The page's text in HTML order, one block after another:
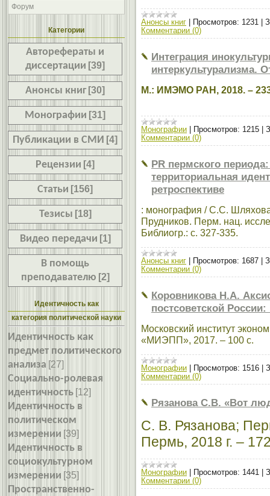
Форум
Категории
Авторефераты и
диссертации [39]
Анонсы книг [30]
Монографии [31]
Публикации в СМИ [4]
Рецензии [4]
Статьи [156]
Тезисы [18]
Видео передачи [1]
В помощь
преподавателю [2]
Идентичность как
категория политической науки
Идентичность как
предмет политического
анализа [27]
Социально-ролевая
идентичность [12]
Идентичность в
политическом
измерении [39]
Идентичность в
социокультурном
измерении [35]
Пространственно-
Анонсы книг Просмотров: 1231
Комментарии (0)
Интеграция
интеркультурализма.
М.: ИМЭМО РАН, 2018. –
Монографии Просмотров: 1215
Комментарии (0)
PR пермского
территориальная
ретроспективе
: монография / С.С.
Прудников. Перм. нац.
Библиогр.: с. 327-335.
Анонсы книг Просмотров: 1687
Комментарии (0)
Коровникова Н.А.
постсоветской
Московский институт
«МИЭПП», 2017. – 100 с.
Монографии Просмотров: 1516
Комментарии (0)
Рязанова С.В. «Вот
С. В. Рязанова;
Пермь, 2018 г. –
Монографии Просмотров: 1441
Комментарии (0)